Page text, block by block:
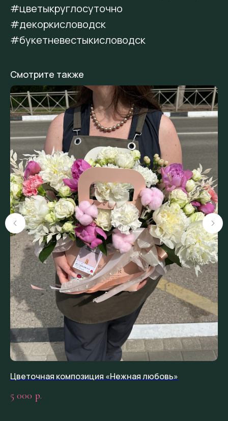
#цветыкруглосуточно
#декоркисловодск
#букетневестыкисловодск
Смотрите также
Цветочная композиция «Нежная любовь»
5 000 р.